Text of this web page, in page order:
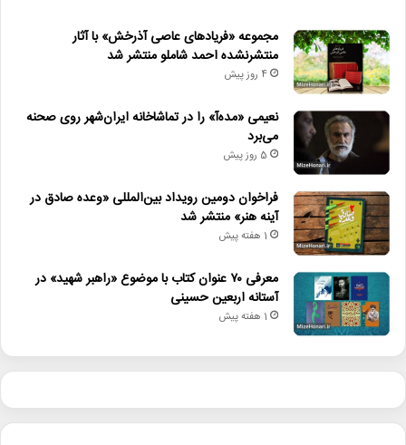
مجموعه «فریادهای عاصی آذرخش» با آثار
منتشرنشده احمد شاملو منتشر شد
4 روز پیش
نعیمی «مده‌آ» را در تماشاخانه ایران‌شهر روی صحنه
می‌برد
5 روز پیش
فراخوان دومین رویداد بین‌المللی «وعده صادق در
آینه هنر» منتشر شد
1 هفته پیش
معرفی ۷۰ عنوان کتاب با موضوع «راهبر شهید» در
آستانه اربعین حسینی
1 هفته پیش